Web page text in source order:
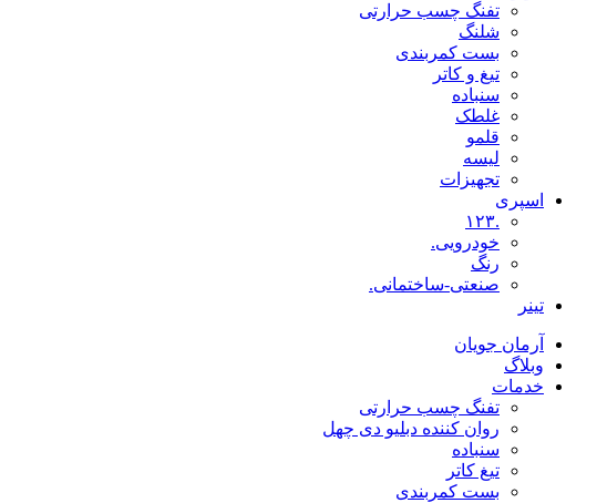
تفنگ چسب حرارتی
شلنگ
بست کمربندی
تیغ و کاتر
سنباده
غلطک
قلمو
لیسه
تجهیزات
اسپری
.۱۲۳
خودرویی.
رنگ
صنعتی-ساختمانی.
تینر
آرمان جویان
وبلاگ
خدمات
تفنگ چسب حرارتی
روان کننده دبلیو دی چهل
سنباده
تیغ کاتر
بست کمربندی